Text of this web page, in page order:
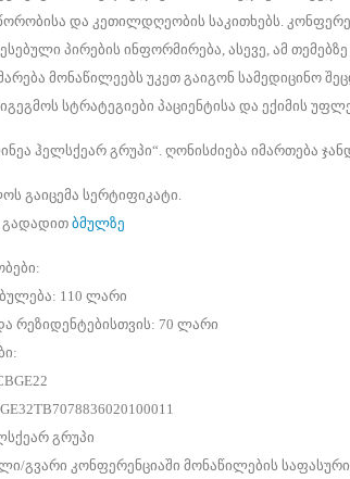
და კეთილდღეობის საკითხებს.
პირების ინფორმირება, ასევე, ამ
მონაწილეებს უკეთ გაიგონ სამედიცინო
სტრატეგიები პაციენტისა და ექიმის
ჰელსქეარ გრუპი“. ღონისძიება იმართება
გაიცემა სერტიფიკატი.
გადადით ბმულზე
110 ლარი
რეზიდენტებისთვის: 70 ლარი
გრუპი
გვარი კონფერენციაში მონაწილების საფასური